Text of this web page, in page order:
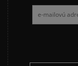
ADIDAS 3 STRIPES